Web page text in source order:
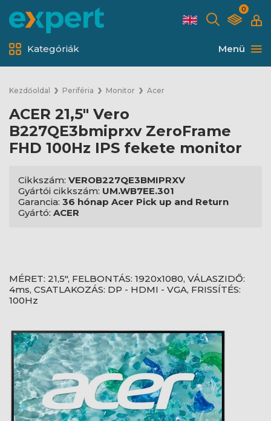
0
Menü
Kategóriák
Kezdőoldal Periféria Monitor Acer
ACER 21,5" Vero
B227QE3bmiprxv ZeroFrame
FHD 100Hz IPS fekete monitor
Cikkszám: VEROB227QE3BMIPRXV
Gyártói cikkszám: UM.WB7EE.301
Garancia: 36 hónap Acer Pick up and Return
Gyártó: ACER
MÉRET: 21,5", FELBONTÁS: 1920x1080, VÁLASZIDŐ:
4ms, CSATLAKOZÁS: DP - HDMI - VGA, FRISSÍTÉS:
100Hz